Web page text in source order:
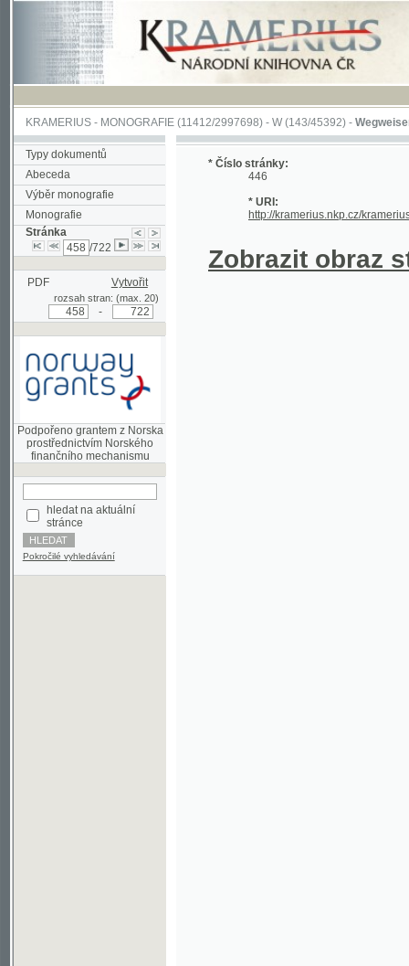
KRAMERIUS-MONOGRAFIE(11412/2997698) -W (143/45392)-Wegweiser durch
Typy dokumentů
Abeceda
Výběr monografie
Monografie
Stránka
/722
PDF Vytvořit
rozsah stran: (max. 20)
Podpořeno grantem z Norska
prostřednictvím Norského
hledat na aktuální
stránce
Pokročilé vyhledávání
* Číslo stránky:
446
* URI:
http://kramerius.nkp.cz/kramerius/